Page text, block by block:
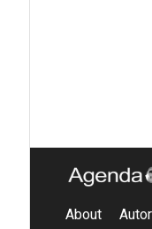
About